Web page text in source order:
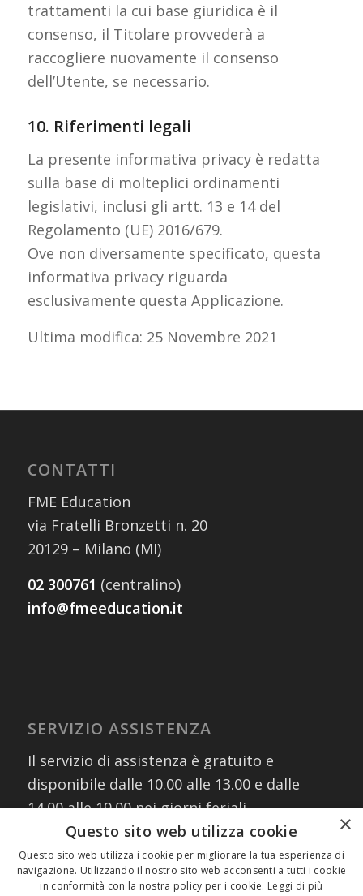
trattamenti la cui base giuridica è il
consenso, il Titolare provvederà a
raccogliere nuovamente il consenso
dell’Utente, se necessario.
10. Riferimenti legali
La presente informativa privacy è redatta
sulla base di molteplici ordinamenti
legislativi, inclusi gli artt. 13 e 14 del
Regolamento (UE) 2016/679.
Ove non diversamente specificato, questa
informativa privacy riguarda
esclusivamente questa Applicazione.
Ultima modifica: 25 Novembre 2021
CONTATTI
FME Education
via Fratelli Bronzetti n. 20
20129 – Milano (MI)
02 300761 (centralino)
info@fmeeducation.it
SERVIZIO ASSISTENZA
Il servizio di assistenza è gratuito e
disponibile dalle 10.00 alle 13.00 e dalle
14.00 alle 19.00 nei giorni feriali
contattando i numeri:
02 30076303
327 8882745(assistenza WhatsApp)
×
Questo sito web utilizza cookie
Questo sito web utilizza i cookie per migliorare la tua esperienza di
navigazione. Utilizzando il nostro sito web acconsenti a tutti i cookie
in conformità con la nostra policy per i cookie. Leggi di più